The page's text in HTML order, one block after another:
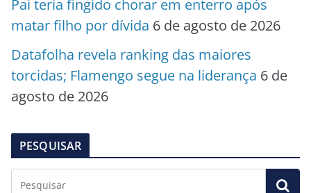
Pai teria fingido chorar em enterro após
matar filho por dívida 6 de agosto de 2026
Datafolha revela ranking das maiores
torcidas; Flamengo segue na liderança 6 de
agosto de 2026
PESQUISAR